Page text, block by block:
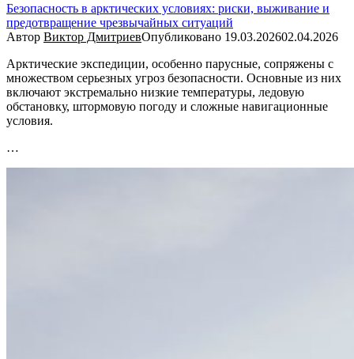
Безопасность в арктических условиях: риски, выживание и
предотвращение чрезвычайных ситуаций
Автор Виктор ДмитриевОпубликовано 19.03.202602.04.2026
Арктические экспедиции, особенно парусные, сопряжены с
множеством серьезных угроз безопасности. Основные из них
включают экстремально низкие температуры, ледовую
обстановку, штормовую погоду и сложные навигационные
условия.
…